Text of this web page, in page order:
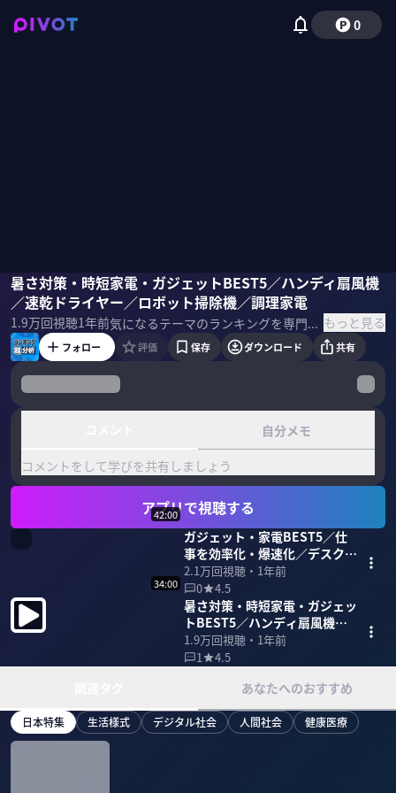
0
暑さ対策・時短家電・ガジェットBEST5／ハンディ扇風機
／速乾ドライヤー／ロボット掃除機／調理家電
1.9万回視聴1年前 気になるテーマのランキングを専門家と共に徹底分析し、世相を読み解く「ランキング超分析」。第11回は「ガジェット・家電」。後編では家事を効率化してプライベートも充実、生活の質が上がる最新ガジェット・家電を専門家が忖度ナシで紹介する。 ＜ゲスト＞ 阿部淳平 『家電批評』編集長 もっと見る
かじがや拓哉阿部淳平 国山ハセン竹内由恵
フォロー 評価 保存 ダウンロード 共有
自分メモ
コメントをして学びを共有しましょう
アプリで視聴する
42:00
ガジェット・家電BEST5／仕
事を効率化・爆速化／デスク周
りに置く／忖度ナシの専門家
激推し
2.1万回視聴・ 1年前
0
4.5
34:00
暑さ対策・時短家電・ガジェッ
トBEST5／ハンディ扇風機／
速乾ドライヤー／ロボット掃除
機／調理家電
1.9万回視聴・ 1年前
1
4.5
あなたへのおすすめ
日本特集 生活様式 デジタル社会 人間社会 健康医療